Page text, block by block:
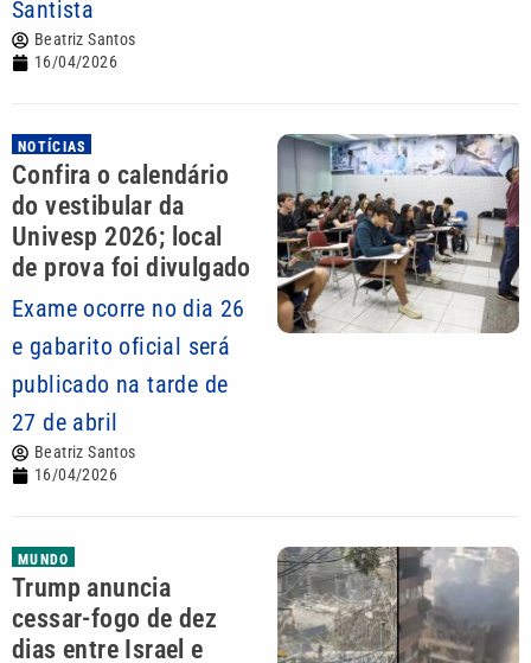
Santista
Beatriz Santos
16/04/2026
NOTÍCIAS
Confira o calendário
do vestibular da
Univesp 2026; local
de prova foi divulgado
Exame ocorre no dia 26
e gabarito oficial será
publicado na tarde de
27 de abril
Beatriz Santos
16/04/2026
MUNDO
Trump anuncia
cessar-fogo de dez
dias entre Israel e